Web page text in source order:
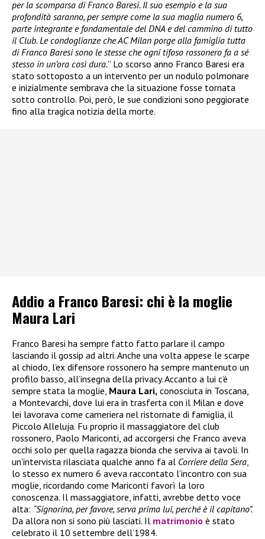
per la scomparsa di Franco Baresi. Il suo esempio e la sua
profondità saranno, per sempre come la sua maglia numero 6,
parte integrante e fondamentale del DNA e del cammino di tutto
il Club. Le condoglianze che AC Milan porge alla famiglia tutta
di Franco Baresi sono le stesse che ogni tifoso rossonero fa a sé
stesso in un’ora così dura.” Lo scorso anno Franco Baresi era
stato sottoposto a un intervento per un nodulo polmonare
e inizialmente sembrava che la situazione fosse tornata
sotto controllo. Poi, però, le sue condizioni sono peggiorate
fino alla tragica notizia della morte.
Addio a Franco Baresi: chi è la moglie
Maura Lari
Franco Baresi ha sempre fatto fatto parlare il campo
lasciando il gossip ad altri. Anche una volta appese le scarpe
al chiodo, l’ex difensore rossonero ha sempre mantenuto un
profilo basso, all’insegna della privacy. Accanto a lui c’è
sempre stata la moglie, Maura Lari, conosciuta in Toscana,
a Montevarchi, dove lui era in trasferta con il Milan e dove
lei lavorava come cameriera nel ristornate di famiglia, il
Piccolo Alleluja. Fu proprio il massaggiatore del club
rossonero, Paolo Mariconti, ad accorgersi che Franco aveva
occhi solo per quella ragazza bionda che serviva ai tavoli. In
un’intervista rilasciata qualche anno fa al Corriere della Sera
lo stesso ex numero 6 aveva raccontato l’incontro con sua
moglie, ricordando come Mariconti favorì la loro
conoscenza. Il massaggiatore, infatti, avrebbe detto voce
alta: “Signorina, per favore, serva prima lui, perché è il capitano”.
Da allora non si sono più lasciati. Il matrimonio è stato
celebrato il 10 settembre dell’1984.